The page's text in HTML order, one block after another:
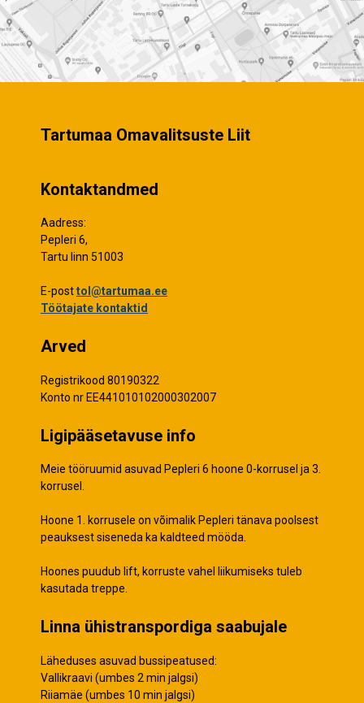
Tartumaa Omavalitsuste Liit
Kontaktandmed
Aadress:
Pepleri 6,
Tartu linn 51003
E-posttol@tartumaa.ee
Töötajate kontaktid
Arved
Registrikood 80190322
Konto nr EE441010102000302007
Ligipääsetavuse info
Meie tööruumid asuvad Pepleri 6 hoone 0-korrusel ja 3.
korrusel.
Hoone 1. korrusele on võimalik Pepleri tänava poolsest
peauksest siseneda ka kaldteed mööda.
Hoones puudub lift, korruste vahel liikumiseks tuleb
kasutada treppe.
Linna ühistranspordiga saabujale
Läheduses asuvad bussipeatused:
Vallikraavi (umbes 2 min jalgsi)
Riiamäe (umbes 10 min jalgsi)